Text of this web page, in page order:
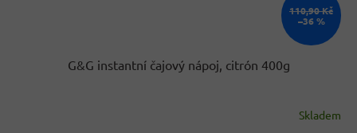
110,90 Kč
–36 %
G&G instantní čajový nápoj, citrón 400g
Skladem